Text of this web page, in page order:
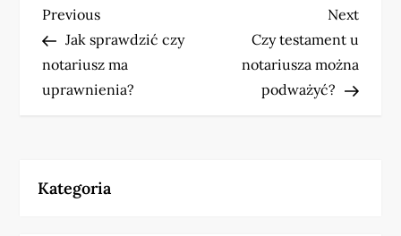
N
a
w
g
Previous
Post
Previous
Jak sprawdzić czy
notariusz ma
uprawnienia?
Next
Next
Czy testament u
notariusza można
podważyć?
Kategoria